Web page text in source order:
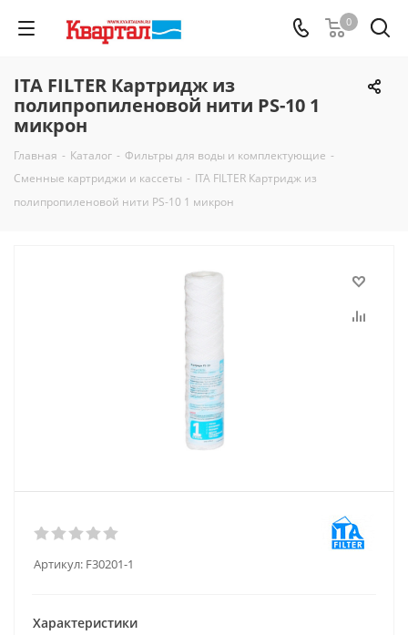
0
ITA FILTER Картридж из
полипропиленовой нити PS-10 1
микрон
Главная - Каталог - Фильтры для воды и комплектующие -
Сменные картриджи и кассеты - ITA FILTER Картридж из
полипропиленовой нити PS-10 1 микрон
Артикул: F30201-1
Характеристики